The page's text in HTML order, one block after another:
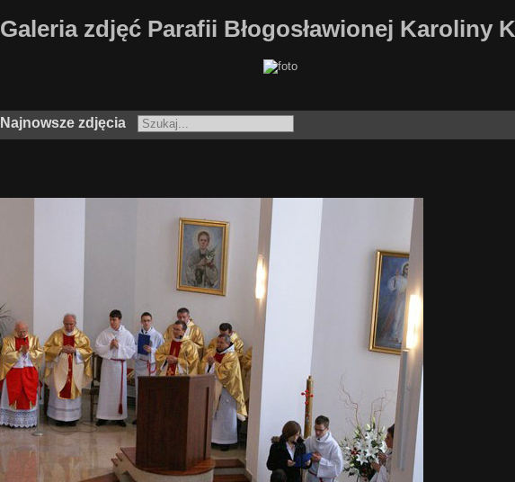
Galeria zdjęć Parafii Błogosławionej Karoliny
Najnowsze zdjęcia